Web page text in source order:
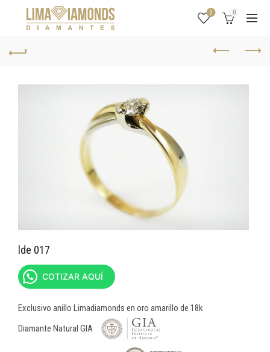
0 0
lde 017
COTIZAR AQUÍ
Exclusivo anillo Limadiamonds en oro amarillo de 18k
Diamante Natural GIA